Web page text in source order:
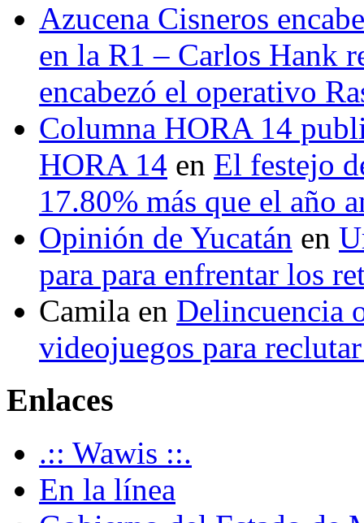
Azucena Cisneros
en la R1 – Carlos Hank
encabezó el operativo
Columna HORA 14
HORA 14 en El festejo
17.80% más que el año
Opinión de Yucatán en
para para enfrentar los
Camila en Delincuencia
videojuegos para
Enlaces
.:: Wawis ::.
En la línea